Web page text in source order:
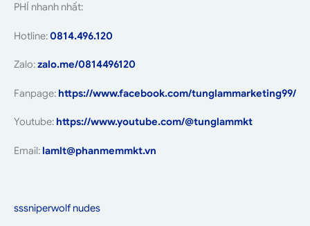
PHÍ nhanh nhất:
Hotline:0814.496.120
Zalo:zalo.me/0814496120
Fanpage: https://www.facebook.com/tunglammarketing99/
Youtube: https://www.youtube.com/@tunglammkt
Email: lamlt@phanmemmkt.vn
sssniperwolf nudes